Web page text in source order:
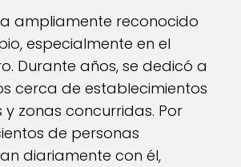
ampliamente reconocido
especialmente en el
Durante años, se dedicó a
cerca de establecimientos
zonas concurridas. Por
de personas
diariamente con él,